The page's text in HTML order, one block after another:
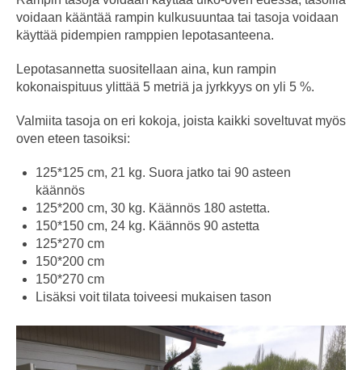
voidaan kääntää rampin kulkusuuntaa tai tasoja voidaan
käyttää pidempien ramppien lepotasanteena.
Lepotasannetta suositellaan aina, kun rampin
kokonaispituus ylittää 5 metriä ja jyrkkyys on yli 5 %.
Valmiita tasoja on eri kokoja, joista kaikki soveltuvat myös
oven eteen tasoiksi:
125*125 cm, 21 kg. Suora jatko tai 90 asteen
käännös
125*200 cm, 30 kg. Käännös 180 astetta.
150*150 cm, 24 kg. Käännös 90 astetta
125*270 cm
150*200 cm
150*270 cm
Lisäksi voit tilata toiveesi mukaisen tason